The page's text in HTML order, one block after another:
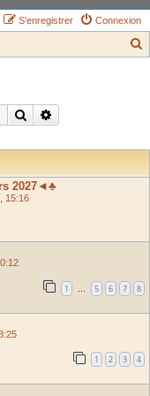
Connexion
S’enregistrer
r
Rechercher
2027◄♣
15:16
1 … 5 6 7 8
1 2 3 4